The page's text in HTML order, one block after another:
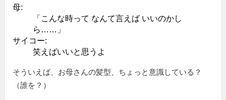
母:
こんな時って なんて言えば いいのかし
ら……
サイコー:
笑えばいいと思うよ
そういえば、お母さんの髪型、ちょっと意識している？
（誰を？）